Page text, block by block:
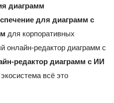
диаграмм
для диаграмм с
для корпоративных
онлайн-редактор диаграмм с
редактор диаграмм с ИИ
всё это